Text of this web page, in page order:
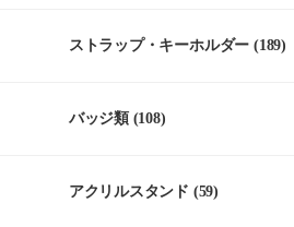
ストラップ・キーホルダー (189)
バッジ類(108)
アクリルスタンド (59)